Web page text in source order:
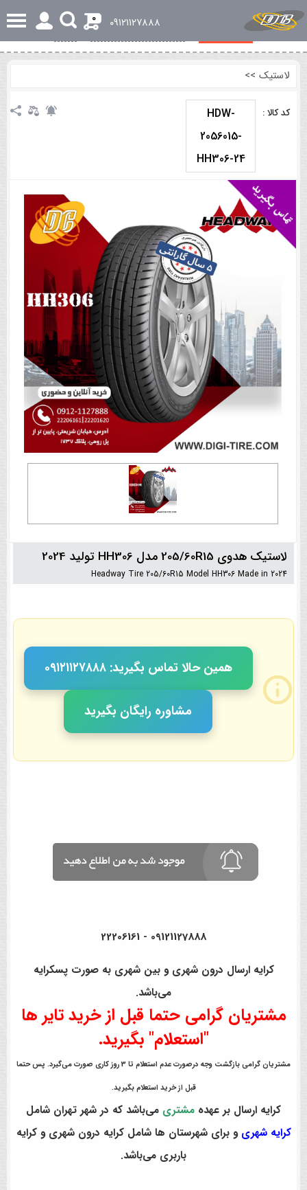
٠٩١٢١١٢٧٨٨٨ 0
مشخصات کلی بررسی تخصصی و اجمالی نظرات
لاستیک >>
کد کالا :
HDW-
2056015-
HH306-24
لاستیک هدوی 205/60R15 مدل HH306 تولید 2024
Headway Tire 205/60R15 Model HH306 Made in 2024
همین حالا تماس بگیرید: ٠٩١٢١١٢٧٨٨٨
مشاوره رایگان بگیرید
09121127888 - 22206161
کرایه ارسال درون شهری و بین شهری به صورت پسکرایه
می‌باشد.
مشتریان گرامی حتما قبل از خرید تایر ها
"استعلام" بگیرید.
مشتریان گرامی بازگشت وجه درصورت عدم استعلام تا 3 روز کاری صورت می‌گیرد. پس حتما
قبل از خرید استعلام بگیرید.
کرایه ارسال بر عهده مشتری می‌باشد که در شهر تهران شامل
کرایه شهری و برای شهرستان ها شامل کرایه درون شهری و کرایه
باربری می‌باشد.